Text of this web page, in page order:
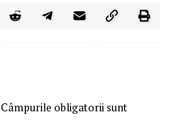
Câmpurile obligatorii sunt